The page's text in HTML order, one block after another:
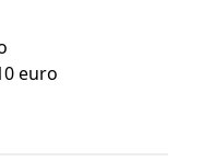
euro